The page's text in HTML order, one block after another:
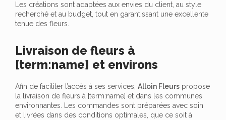
Les créations sont adaptées aux envies du client, au style
recherché et au budget, tout en garantissant une excellente
tenue des fleurs.
Livraison de fleurs à
[term:name] et environs
Afin de faciliter l’accès à ses services, Alloin Fleurs propose
la livraison de fleurs à [term:name] et dans les communes
environnantes. Les commandes sont préparées avec soin
et livrées dans des conditions optimales, que ce soit à